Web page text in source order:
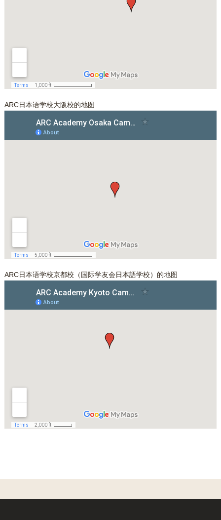
ARC日本语学校大阪校的地图
ARC日本语学校京都校（国际学友会日本語学校）的地图